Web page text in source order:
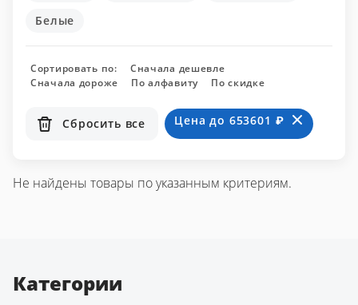
Белые
Сортировать по:
Сначала дешевле
Сначала дороже
По алфавиту По скидке
Сбросить все Цена до 653601 ₽
Не найдены товары по указанным критериям.
Категории